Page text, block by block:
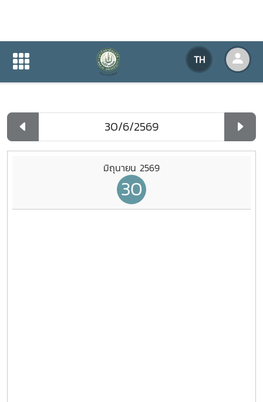
TH
ปฏิทินกิจกรรมของหน่วยงาน
ปฏิทินกิจกรรมของหน่วยงาน
มิถุนายน 2569
30